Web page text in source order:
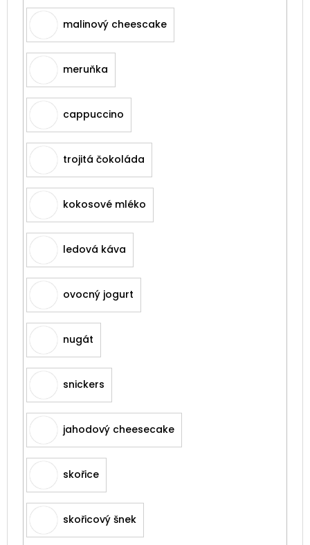
malinový cheescake
meruňka
cappuccino
trojitá čokoláda
kokosové mléko
ledová káva
ovocný jogurt
nugát
snickers
jahodový cheesecake
skořice
skořicový šnek